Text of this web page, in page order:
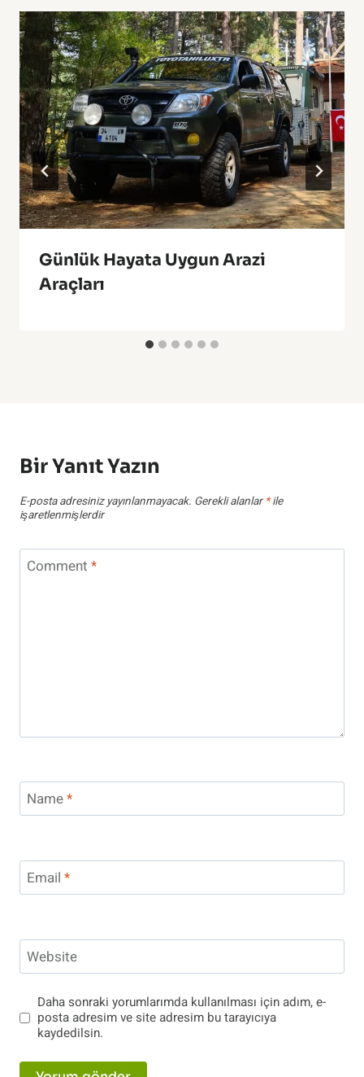
Günlük Hayata Uygun Arazi
Araçları
Bir Yanıt Yazın
E-posta adresiniz yayınlanmayacak. Gerekli alanlar *ile
işaretlenmişlerdir
Comment *
Name*
Email *
Website
Daha sonraki yorumlarımda kullanılması için adım, e-
posta adresim ve site adresim bu tarayıcıya
kaydedilsin.